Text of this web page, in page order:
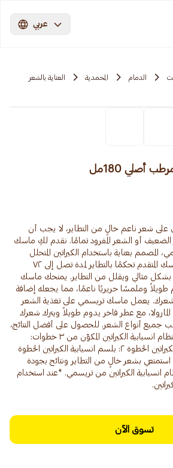
عربي
الدمام المحمدية العناية بالشعر
أصلي 180مل
على شعر ناعم خالٍ من التطاير، لا يجب أن
الضعيف أو الشعر المفرود تمامًا. نقدم لكِ ماسك
المصمم بعناية باستخدام الكيراتين المتحلل
وزيت المارولا. يقدم هذا الماسك المتقدم تحكمًا بالتطاير لمدة تصل إلى ٧٢
بشكل مثالي ويقلل من التطاير. يمنحك ماسك
طويلاً وملمسًا حريريًا ناعمًا، مما يجعله إضافة
بشعرك. يعمل ماسك تريسمي على تغذية الشعر
المارولا، مع عطر فاخر يدوم طويلاً ويترك شعرك
جميع أنواع الشعر. للحصول على أفضل النتائج،
اكتشفي المجموعة الكاملة لنظام انسيابية الكيراتين المكوّن من ٣ خطوات:
الخطوة ١: شامبو انسيابية الكيراتين الخطوة ٢: بلسم انسيابية الكيراتين الخطوة
استمتعي بشعر خالٍ من التطاير ونتائج بجودة
انسيابية الكيراتين من تريسمي. *عند استخدام
تسوق الآن